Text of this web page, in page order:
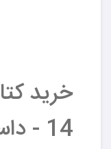
خرید
14 - داسی ماهی :